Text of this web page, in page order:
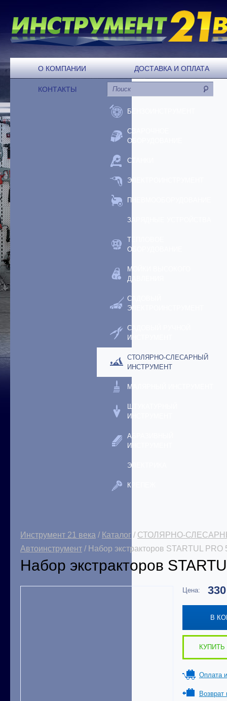
О КОМПАНИИ ДОСТАВКА И ОПЛАТА
КОНТАКТЫ
БЕНЗОИНСТРУМЕНТ
СВАРОЧНОЕ
ОБОРУДОВАНИЕ
СТАНКИ
ЭЛЕКТРОИНСТРУМЕНТ
ПНЕВМООБОРУДОВАНИЕ
ЗАРЯДНЫЕ УСТРОЙСТВА
ТЕПЛОВОЕ
ОБОРУДОВАНИЕ
МОЙКИ ВЫСОКОГО
ДАВЛЕНИЯ
САДОВЫЙ
ЭЛЕКТРОИНСТРУМЕНТ
САДОВЫЙ РУЧНОЙ
ИНСТРУМЕНТ
СТОЛЯРНО-СЛЕСАРНЫЙ
ИНСТРУМЕНТ
МАЛЯРНЫЙ ИНСТРУМЕНТ
ШТУКАТУРНЫЙ
ИНСТРУМЕНТ
АБРАЗИВНЫЙ
ИНСТРУМЕНТ
ЭЛЕКТРИКА
КРЕПЕЖ
Инструмент 21 века / Каталог / СТОЛЯРНО-
Автоинструмент / Набор экстракторов STARTUL PRO
Набор экстракторов
Цена:
В
КУПИТЬ
Оплата
Возврат